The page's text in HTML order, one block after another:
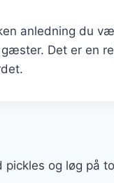
anledning du
Det er en
pickles og løg på